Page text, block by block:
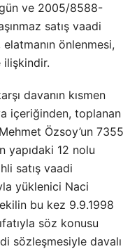
ve 2005/8588-
satış vaadi
önlenmesi,
davanın kısmen
içeriğinden, toplanan
Özsoy’un 7355
yapıdaki 12 nolu
satış vaadi
yüklenici Naci
bu kez 9.9.1998
söz konusu
sözleşmesiyle davalı